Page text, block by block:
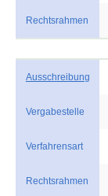
Rechtsrahmen
Ausschreibung
Vergabestelle
Verfahrensart
Rechtsrahmen